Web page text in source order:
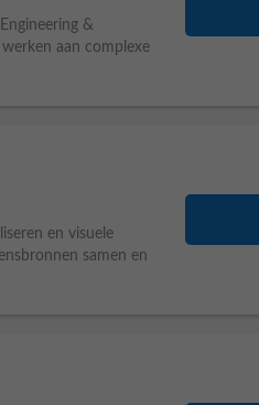
&
aan complexe
en visuele
samen en